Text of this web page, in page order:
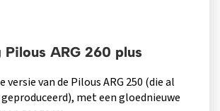
Pilous ARG 260 plus
versie van de Pilous ARG 250 (die al
met een gloednieuwe